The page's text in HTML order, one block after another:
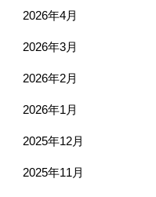
2026年4月
2026年3月
2026年2月
2026年1月
2025年12月
2025年11月